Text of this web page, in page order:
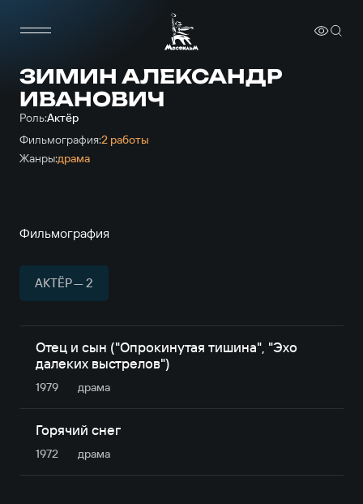
ЗИМИН АЛЕКСАНДР
ИВАНОВИЧ
Роль:Актёр
Фильмография:2 работы
Жанры:драма
Фильмография
АКТЁР — 2
Отец и сын ("Опрокинутая тишина", "Эхо
далеких выстрелов")
1979 драма
Горячий снег
1972 драма